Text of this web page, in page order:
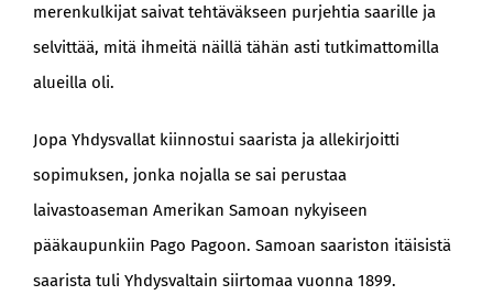
merenkulkijat saivat tehtäväkseen purjehtia saarille ja
selvittää, mitä ihmeitä näillä tähän asti tutkimattomilla
alueilla oli.
Jopa Yhdysvallat kiinnostui saarista ja allekirjoitti
sopimuksen, jonka nojalla se sai perustaa
laivastoaseman Amerikan Samoan nykyiseen
pääkaupunkiin Pago Pagoon. Samoan saariston itäisistä
saarista tuli Yhdysvaltain siirtomaa vuonna 1899.